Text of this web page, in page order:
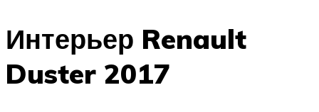
Интерьер Renault
Duster 2017